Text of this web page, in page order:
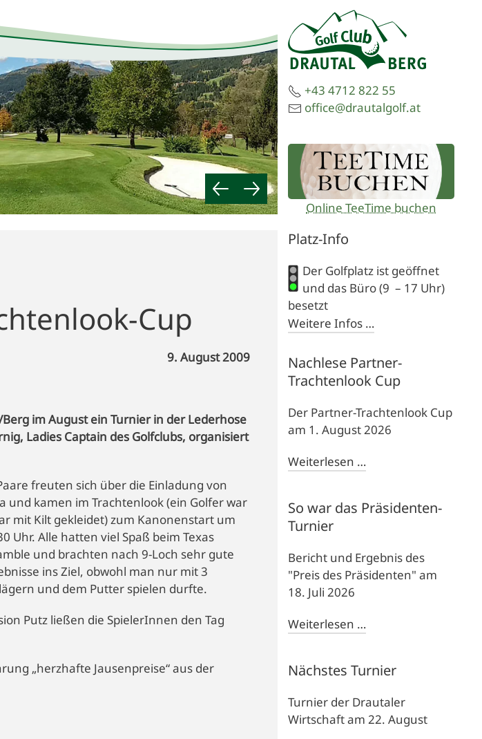
+43 4712 822 55
office@drautalgolf.at
Online TeeTime buchen
Cup
9. August 2009
im August ein Turnier in der Lederhose
Ladies Captain des Golfclubs, organisiert
freuten sich über die Einladung von
und kamen im Trachtenlook (ein Golfer war
mit Kilt gekleidet) zum Kanonenstart um
Uhr. Alle hatten viel Spaß beim Texas
und brachten nach 9-Loch sehr gute
ins Ziel, obwohl man nur mit 3
und dem Putter spielen durfte.
Putz ließen die SpielerInnen den Tag
„herzhafte Jausenpreise“ aus der
Platz-Info
Der Golfplatz ist geöffnet
und das Büro (9 – 17 Uhr)
besetzt
Weitere Infos …
Nachlese Partner-
Trachtenlook Cup
Der Partner-Trachtenlook Cup
am 1. August 2026
Weiterlesen …
So war das Präsidenten-
Turnier
Bericht und Ergebnis des
"Preis des Präsidenten" am
18. Juli 2026
Weiterlesen …
Nächstes Turnier
Turnier der Drautaler
Wirtschaft am 22. August